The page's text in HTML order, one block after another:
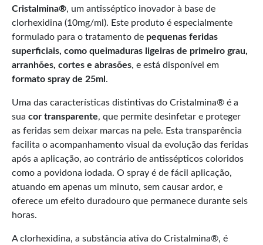
Cristalmina®, um antisséptico inovador à base de
clorhexidina (10mg/ml). Este produto é especialmente
formulado para o tratamento de pequenas feridas
superficiais, como queimaduras ligeiras de primeiro grau,
arranhões, cortes e abrasões, e está disponível em
formato spray de 25ml .
Uma das características distintivas do Cristalmina® é a
sua cor transparente, que permite desinfetar e proteger
as feridas sem deixar marcas na pele. Esta transparência
facilita o acompanhamento visual da evolução das feridas
após a aplicação, ao contrário de antissépticos coloridos
como a povidona iodada. O spray é de fácil aplicação,
atuando em apenas um minuto, sem causar ardor, e
oferece um efeito duradouro que permanece durante seis
horas.
A clorhexidina, a substância ativa do Cristalmina®, é